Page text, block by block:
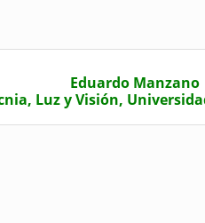
Eduardo Manzano
Luz y Visión,